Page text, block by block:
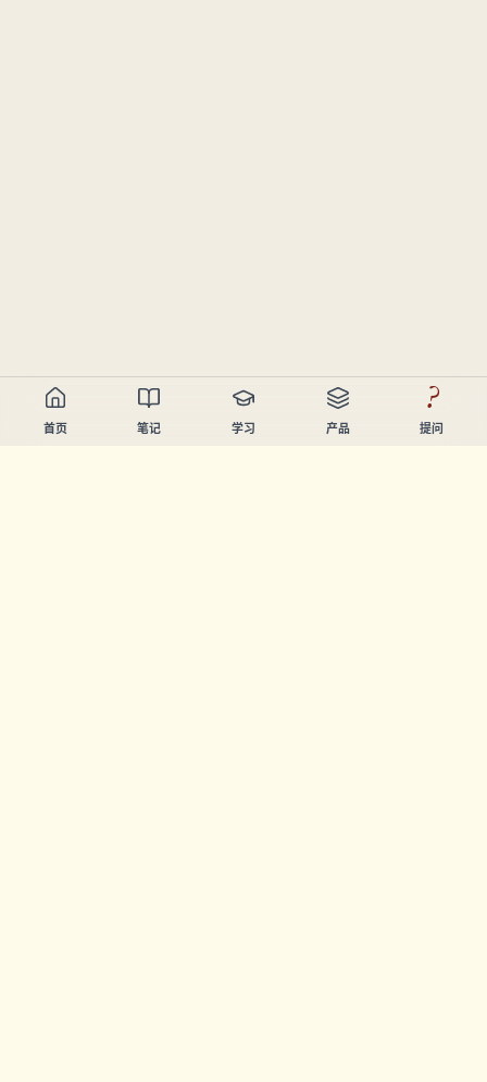
首页 笔记 学习 产品
?
提问